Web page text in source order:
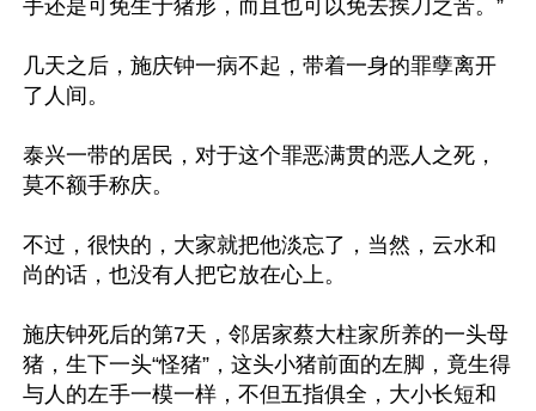
手还是可免生于猪形，而且也可以免去挨刀之苦。”
几天之后，施庆钟一病不起，带着一身的罪孽离开
了人间。
泰兴一带的居民，对于这个罪恶满贯的恶人之死，
莫不额手称庆。
不过，很快的，大家就把他淡忘了，当然，云水和
尚的话，也没有人把它放在心上。
施庆钟死后的第7天，邻居家蔡大柱家所养的一头母
猪，生下一头“怪猪”，这头小猪前面的左脚，竟生得
与人的左手一模一样，不但五指俱全，大小长短和